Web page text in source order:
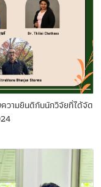
ความยินดีกับนักวิจัยที่ได้จัด